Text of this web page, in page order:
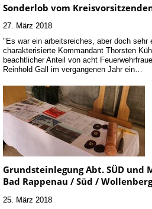
Sonderlob vom
27. März 2018
"Es war ein arbeitsreiches, aber doch sehr
charakterisierte Kommandant Thorsten
beachtlicher Anteil von acht
Reinhold Gall im vergangenen Jahr ein…
Grundsteinlegung Abt. SÜD und
Bad Rappenau / Süd / Wollenberg
25. März 2018